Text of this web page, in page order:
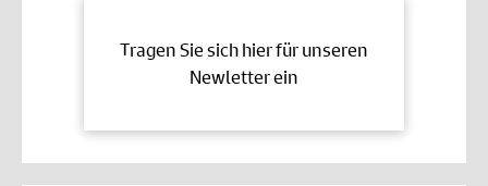
Tragen Sie sich hier für unseren
Newletter ein